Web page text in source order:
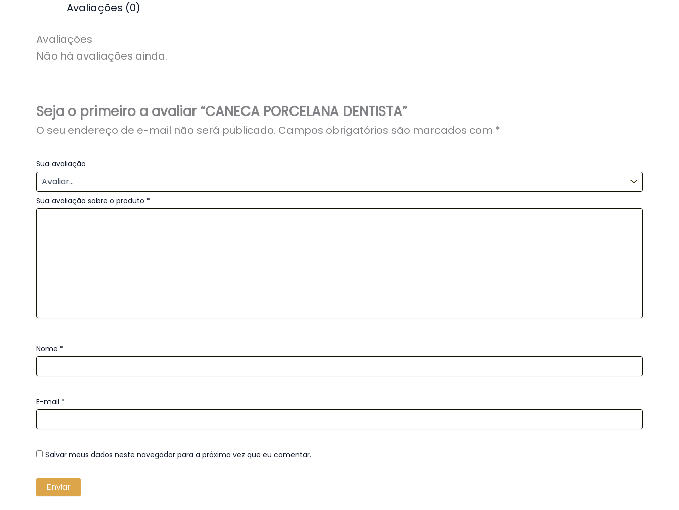
Avaliações (0)
Avaliações
Não há avaliações ainda.
Seja o primeiro a avaliar “CANECA PORCELANA DENTISTA”
O seu endereço de e-mail não será publicado. Campos obrigatórios são marcados com *
Sua avaliação
Sua avaliação sobre o produto *
Nome *
E-mail *
Salvar meus dados neste navegador para a próxima vez que eu comentar.